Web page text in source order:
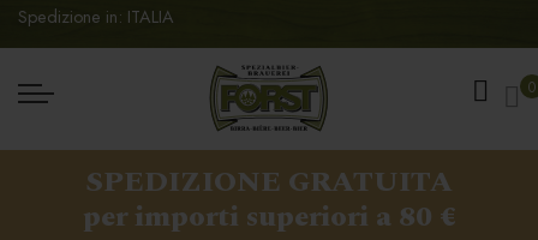
Spedizione in: ITALIA
0
SPEDIZIONE GRATUITA
per importi superiori a 80 €